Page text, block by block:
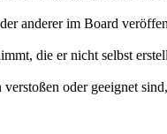
anderer im Board
die er nicht selbst
oder geeignet